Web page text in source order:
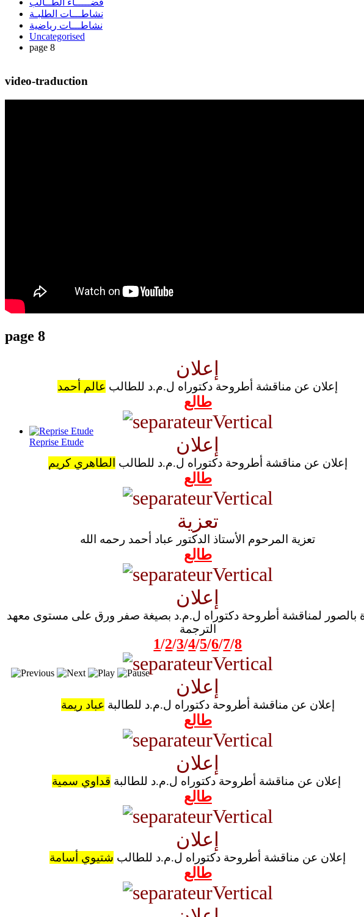
Reprise Etude
فضـــــاء الطــالب
نشاطـــات الطلبـة
نشاطـــات رياضية
Uncategorised
page 8
video-traduction
page 8
إعلان
إعلان عن مناقشة أطروحة دكتوراه ل.م.د للطالب عالم أحمد
طالع
إعلان
إعلان عن مناقشة أطروحة دكتوراه ل.م.د للطالب الطاهري كريم
طالع
تعزية
تعزية المرحوم الأستاذ الدكتور عباد أحمد رحمه الله
طالع
إعلان
بالصور لمناقشة أطروحة دكتوراه ل.م.د بصيغة صفر ورق على مستوى معهد
الترجمة
1/2/3/4/5/6/7/8
إعلان
إعلان عن مناقشة أطروحة دكتوراه ل.م.د للطالبة عباد ريمة
طالع
إعلان
إعلان عن مناقشة أطروحة دكتوراه ل.م.د للطالبة قداوي سمية
طالع
إعلان
إعلان عن مناقشة أطروحة دكتوراه ل.م.د للطالب شتيوي أسامة
طالع